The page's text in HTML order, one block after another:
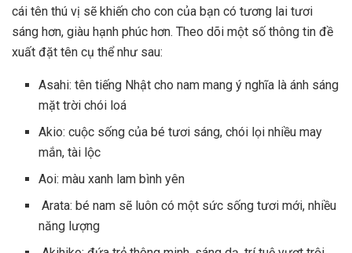
cái tên thú vị sẽ khiến cho con của bạn có tương lai tươi
sáng hơn, giàu hạnh phúc hơn. Theo dõi một số thông tin đề
xuất đặt tên cụ thể như sau:
Asahi: tên tiếng Nhật cho nam mang ý nghĩa là ánh sáng
mặt trời chói loá
Akio: cuộc sống của bé tươi sáng, chói lọi nhiều may
mắn, tài lộc
Aoi: màu xanh lam bình yên
Arata: bé nam sẽ luôn có một sức sống tươi mới, nhiều
năng lượng